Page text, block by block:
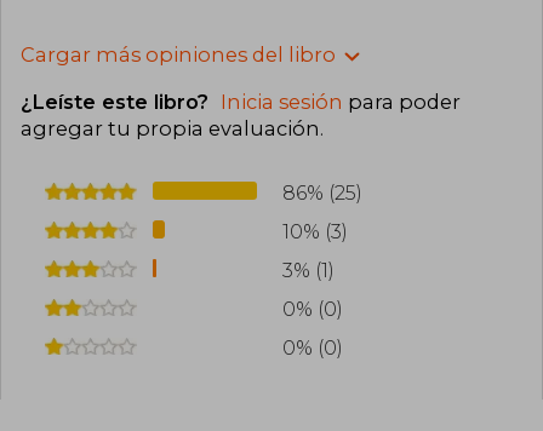
Cargar más opiniones del libro
¿Leíste este libro? Inicia sesión para poder
agregar tu propia evaluación.
86% (25)
10% (3)
3% (1)
0% (0)
0% (0)